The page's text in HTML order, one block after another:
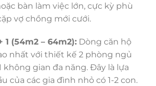
bàn làm việc lớn, cực kỳ phù
vợ chồng mới cưới.
1 (54m2 – 64m2):Dòng căn hộ
nhất với thiết kế 2 phòng ngủ
không gian đa năng. Đây là lựa
của các gia đình nhỏ có 1-2 con.